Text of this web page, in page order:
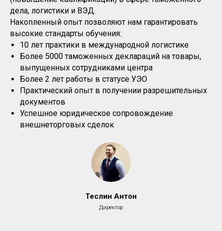
дела, логистики и ВЭД.
Накопленный опыт позволяют нам гарантировать
высокие стандарты обучения:
10 лет практики в международной логистике
Более 5000 таможенных деклараций на товары,
выпущенных сотрудниками центра
Более 2 лет работы в статусе УЭО
Практический опыт в получении разрешительных
документов
Успешное юридическое сопровождение
внешнеторговых сделок
Теслин Антон
Директор